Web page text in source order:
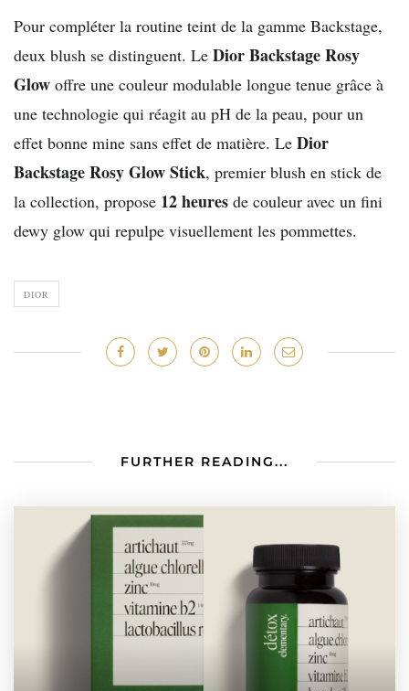
Pour compléter la routine teint de la gamme Backstage,
deux blush se distinguent. Le Dior Backstage Rosy
Glow offre une couleur modulable longue tenue grâce à
une technologie qui réagit au pH de la peau, pour un
effet bonne mine sans effet de matière. Le Dior
Backstage Rosy Glow Stick, premier blush en stick de
la collection, propose 12 heures de couleur avec un fini
dewy glow qui repulpe visuellement les pommettes.
DIOR
FURTHER READING...